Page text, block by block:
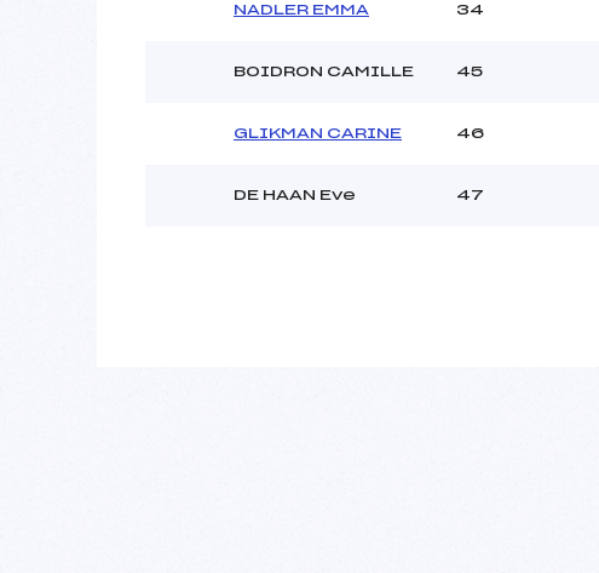
NADLER EMMA 34
BOIDRON CAMILLE 45
GLIKMAN CARINE 46
DE HAAN Eve 47